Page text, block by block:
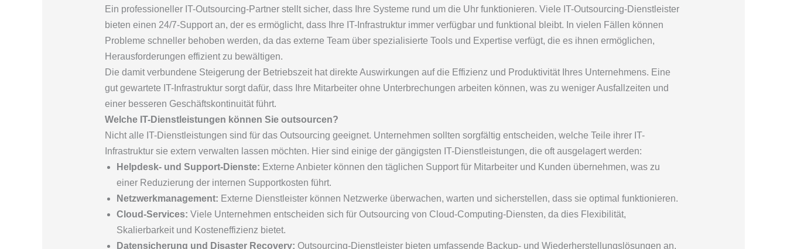
Ein professioneller IT-Outsourcing-Partner stellt sicher, dass Ihre Systeme rund um die Uhr funktionieren. Viele IT-Outsourcing-Dienstleister
bieten einen 24/7-Support an, der es ermöglicht, dass Ihre IT-Infrastruktur immer verfügbar und funktional bleibt. In vielen Fällen können
Probleme schneller behoben werden, da das externe Team über spezialisierte Tools und Expertise verfügt, die es ihnen ermöglichen,
Herausforderungen effizient zu bewältigen.
Die damit verbundene Steigerung der Betriebszeit hat direkte Auswirkungen auf die Effizienz und Produktivität Ihres Unternehmens. Eine
gut gewartete IT-Infrastruktur sorgt dafür, dass Ihre Mitarbeiter ohne Unterbrechungen arbeiten können, was zu weniger Ausfallzeiten und
einer besseren Geschäftskontinuität führt.
Welche IT-Dienstleistungen können Sie outsourcen?
Nicht alle IT-Dienstleistungen sind für das Outsourcing geeignet. Unternehmen sollten sorgfältig entscheiden, welche Teile ihrer IT-
Infrastruktur sie extern verwalten lassen möchten. Hier sind einige der gängigsten IT-Dienstleistungen, die oft ausgelagert werden:
Helpdesk- und Support-Dienste: Externe Anbieter können den täglichen Support für Mitarbeiter und Kunden übernehmen, was zu
einer Reduzierung der internen Supportkosten führt.
Netzwerkmanagement: Externe Dienstleister können Netzwerke überwachen, warten und sicherstellen, dass sie optimal funktionieren.
Cloud-Services: Viele Unternehmen entscheiden sich für Outsourcing von Cloud-Computing-Diensten, da dies Flexibilität,
Skalierbarkeit und Kosteneffizienz bietet.
Datensicherung und Disaster Recovery: Outsourcing-Dienstleister bieten umfassende Backup- und Wiederherstellungslösungen an,